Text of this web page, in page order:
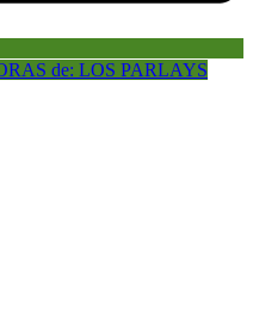
de: LOS PARLAYS